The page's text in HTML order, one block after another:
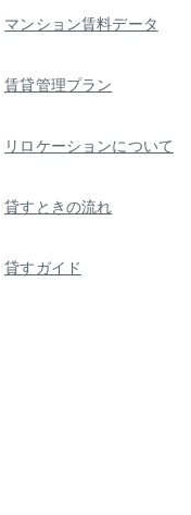
マンション賃料データ
賃貸管理プラン
リロケーションについて
貸すときの流れ
貸すガイド